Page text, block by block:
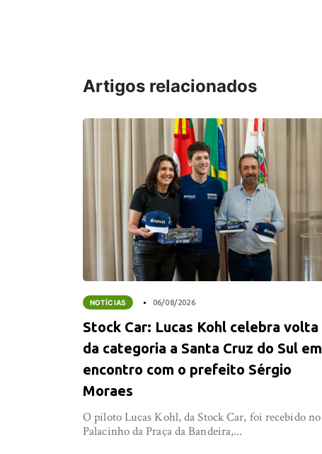
Artigos relacionados
NOTÍCIAS 06/08/2026
Stock Car: Lucas Kohl celebra volta
da categoria a Santa Cruz do Sul em
encontro com o prefeito Sérgio
Moraes
O piloto Lucas Kohl, da Stock Car, foi recebido no
Palacinho da Praça da Bandeira,...